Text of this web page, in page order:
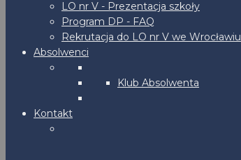
LO nr V - Prezentacja szkoły
Program DP - FAQ
Rekrutacja do LO nr V we Wrocławiu
Absolwenci
Klub Absolwenta
Kontakt